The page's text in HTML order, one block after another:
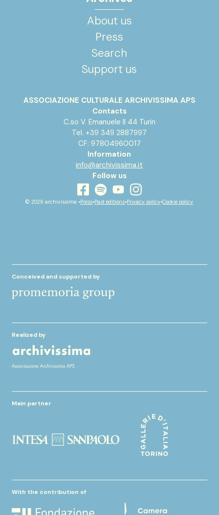
About us
Press
Search
Support us
ASSOCIAZIONE CULTURALE ARCHIVISSIMA APS
Contacts
C.so V. Emanuele II 44 Turin
Tel. +39 349 2887997
CF: 97804960017
Information
info@archivissima.it
Follow us
facebook
spotifyyoutubeinstagram
© 2026 archivissima •Press•Past editions•Privacy policy•Cookie policy
Conceived and supported by
Realized by
Main partner
With the contribution of